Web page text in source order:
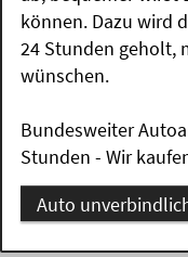
können. Dazu wird
24 Stunden geholt,
wünschen.
Bundesweiter
Stunden - Wir
Auto